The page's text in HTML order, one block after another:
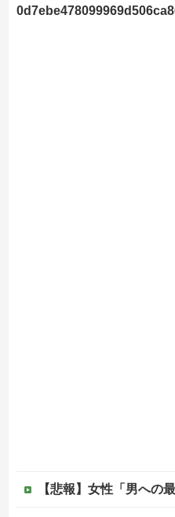
【悲報】女性「男への最大ダ